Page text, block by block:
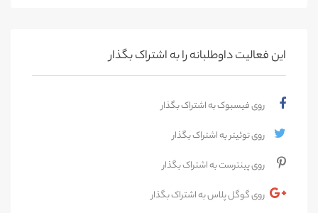
این فعالیت‌ داوطلبانه را به اشتراک بگذار
روی فیسبوک به اشتراک بگذار
روی توئیتر به اشتراک بگذار
روی پینترست به اشتراک بگذار
روی گوگل پلاس به اشتراک بگذار